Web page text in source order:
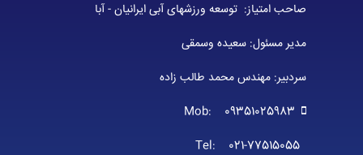
صاحب امتیاز: توسعه ورزشهای آبی ایرانیان - آبا
مدیر مسئول: سعیده وسمقی
سردبیر: مهندس محمد طالب زاده